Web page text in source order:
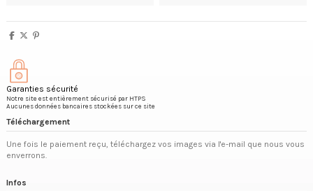
Garanties sécurité
Notre site est entièrement sécurisé par HTPS
Aucunes données bancaires stockées sur ce site
Téléchargement
Une fois le paiement reçu, téléchargez vos images via l'e-mail que nous vous
enverrons.
Infos